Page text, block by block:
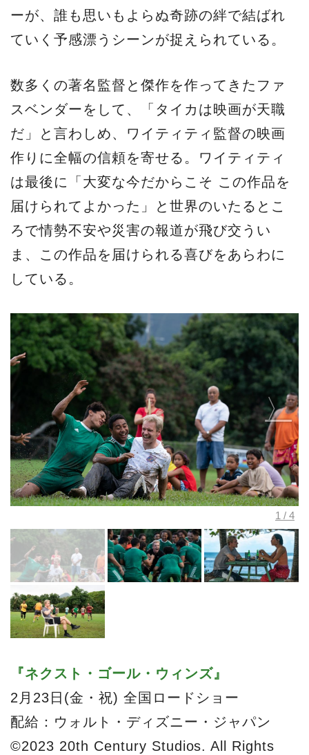
ーが、誰も思いもよらぬ奇跡の絆で結ばれ
ていく予感漂うシーンが捉えられている。
数多くの著名監督と傑作を作ってきたファ
スベンダーをして、「タイカは映画が天職
だ」と言わしめ、ワイティティ監督の映画
作りに全幅の信頼を寄せる。ワイティティ
は最後に「大変な今だからこそ この作品を
届けられてよかった」と世界のいたるとこ
ろで情勢不安や災害の報道が飛び交うい
ま、この作品を届けられる喜びをあらわに
している。
『ネクスト・ゴール・ウィンズ』
2月23日(金・祝) 全国ロードショー
配給：ウォルト・ディズニー・ジャパン
©2023 20th Century Studios. All Rights